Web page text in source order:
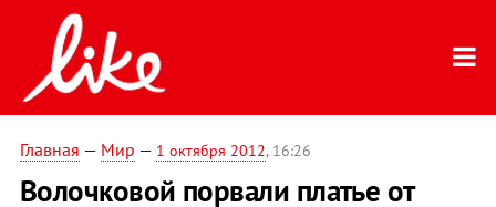
Главная — Мир — 1 октября 2012, 16:26
Волочковой порвали платье от